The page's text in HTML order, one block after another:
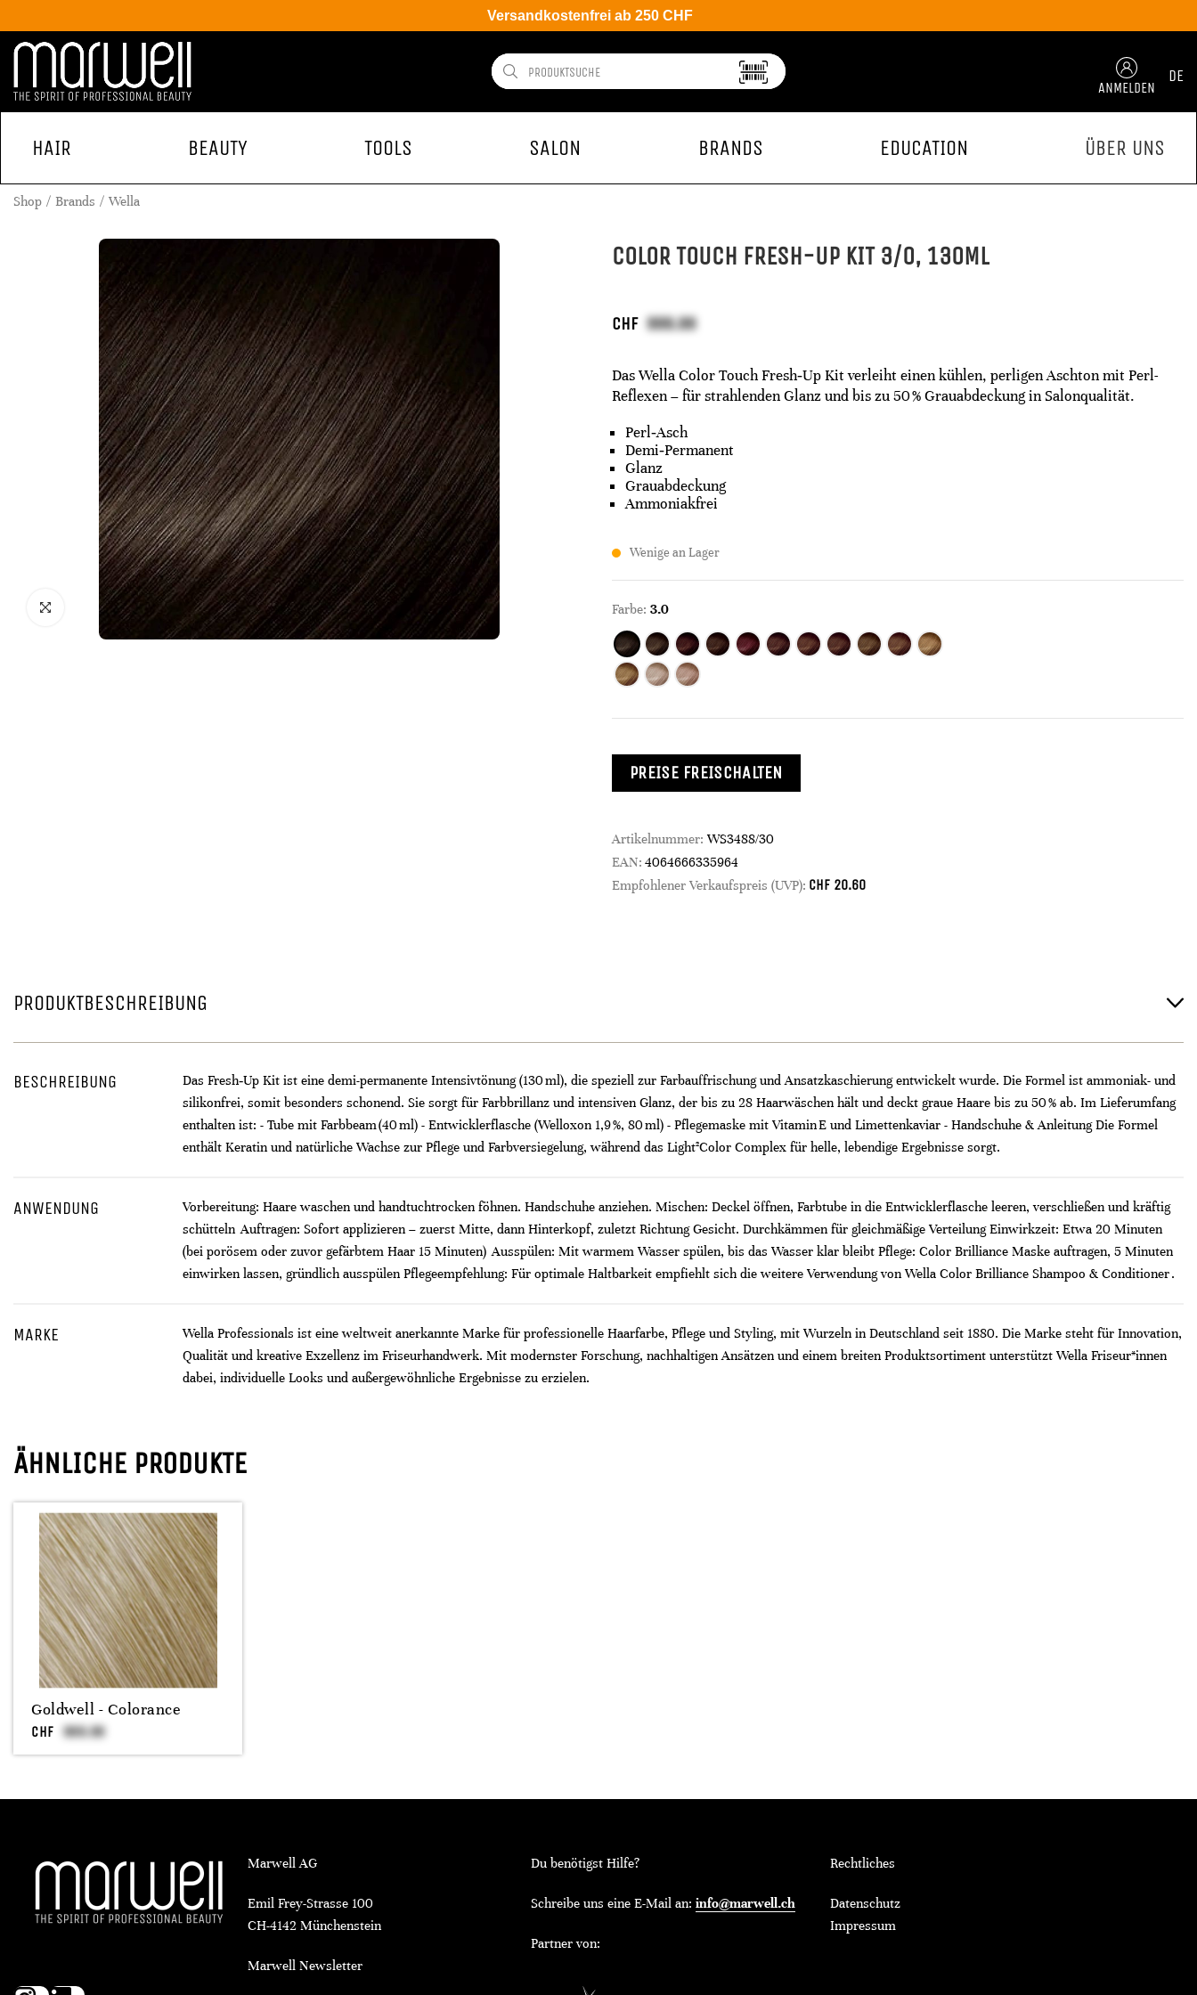
Versandkostenfrei ab 250 CHF
ANMELDEN
DE
HAIR BEAUTY TOOLS SALON BRANDS EDUCATION ÜBER UNS
Shop Brands Wella
COLOR TOUCH FRESH-UP KIT 3/0, 130ML
CHF
Das Wella Color Touch Fresh‑Up Kit verleiht einen kühlen, perligen Aschton mit Perl-
Reflexen – für strahlenden Glanz und bis zu 50 % Grauabdeckung in Salonqualität.
Perl‑Asch
Demi‑Permanent
Glanz
Grauabdeckung
Ammoniakfrei
Wenige an Lager
Farbe: 3.0
PREISE FREISCHALTEN
Artikelnummer: WS3488/30
EAN: 4064666335964
Empfohlener Verkaufspreis (UVP): CHF 20.60
PRODUKTBESCHREIBUNG
BESCHREIBUNG
Das Fresh‑Up Kit ist eine demi-permanente Intensivtönung (130 ml), die speziell zur Farbauffrischung und Ansatzkaschierung entwickelt wurde. Die Formel ist ammoniak- und
silikonfrei, somit besonders schonend. Sie sorgt für Farbbrillanz und intensiven Glanz, der bis zu 28 Haarwäschen hält und deckt graue Haare bis zu 50 % ab. Im Lieferumfang
enthalten ist: - Tube mit Farbbeam (40 ml) - Entwicklerflasche (Welloxon 1,9 %, 80 ml) - Pflegemaske mit Vitamin E und Limettenkaviar - Handschuhe & Anleitung Die Formel
enthält Keratin und natürliche Wachse zur Pflege und Farbversiegelung, während das Light²Color Complex für helle, lebendige Ergebnisse sorgt.
ANWENDUNG
Vorbereitung: Haare waschen und handtuchtrocken föhnen. Handschuhe anziehen. Mischen: Deckel öffnen, Farbtube in die Entwicklerflasche leeren, verschließen und kräftig
schütteln Auftragen: Sofort applizieren – zuerst Mitte, dann Hinterkopf, zuletzt Richtung Gesicht. Durchkämmen für gleichmäßige Verteilung Einwirkzeit: Etwa 20 Minuten
(bei porösem oder zuvor gefärbtem Haar 15 Minuten) Ausspülen: Mit warmem Wasser spülen, bis das Wasser klar bleibt Pflege: Color Brilliance Maske auftragen, 5 Minuten
einwirken lassen, gründlich ausspülen Pflegeempfehlung: Für optimale Haltbarkeit empfiehlt sich die weitere Verwendung von Wella Color Brilliance Shampoo & Conditioner .
MARKE
Wella Professionals ist eine weltweit anerkannte Marke für professionelle Haarfarbe, Pflege und Styling, mit Wurzeln in Deutschland seit 1880. Die Marke steht für Innovation,
Qualität und kreative Exzellenz im Friseurhandwerk. Mit modernster Forschung, nachhaltigen Ansätzen und einem breiten Produktsortiment unterstützt Wella Friseur*innen
dabei, individuelle Looks und außergewöhnliche Ergebnisse zu erzielen.
ÄHNLICHE PRODUKTE
Goldwell - Colorance
CHF
Marwell AG
Emil Frey-Strasse 100
CH-4142 Münchenstein
Marwell Newsletter
Du benötigst Hilfe?
Schreibe uns eine E-Mail an: info@marwell.ch
Partner von:
Rechtliches
Datenschutz
Impressum